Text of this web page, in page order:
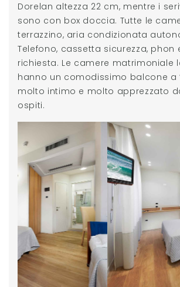
Dorelan altezza 22 cm, mentre i
sono con box doccia. Tutte le
terrazzino, aria condizionata
Telefono, cassetta sicurezza, phon
richiesta. Le camere matrimoniale
hanno un comodissimo balcone a
molto intimo e molto apprezzato
ospiti.